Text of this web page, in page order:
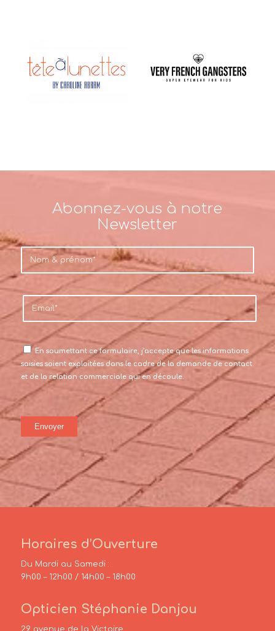
Abonnez-vous à notre
Newsletter
En soumettant ce formulaire, j’accepte que les informations
saisies soient exploitées dans le cadre de la demande de contact
et de la relation commerciale qui en découle.
Horaires d’Ouverture
Du Mardi au Samedi :
9h00 – 12h00 / 14h00 – 18h00
Opticien Stéphanie Danjou
29 avenue de la Victoire